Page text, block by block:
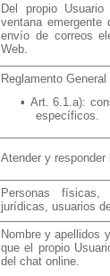
Del propio
ventana
envío de correos
Web.
Reglamento
▪ Art. 6.1.a):
específicos.
Atender y
Personas físicas,
jurídicas, usuarios
Nombre y apellidos
que el propio
del chat online.